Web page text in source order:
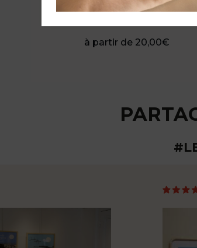
Coque de téléphone -
à partir de 20,00€